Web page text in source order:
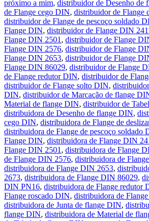
próximo a mim, distribuidor de Desenho de
de Flange cego DIN, distribuidor de Flange
distribuidor de Flange de pescoço soldado
Flange DIN, distribuidor de Flange DIN
Flange DIN 2501 , distribuidor de Flange
Flange DIN 2576, distribuidor de Flange
Flange DIN 2653, distribuidor de Flange
Flange DIN 86029, distribuidor de Flange
de Flange redutor DIN, distribuidor de
distribuidor de Flange solto DIN,
DIN, distribuidor de Marcação de flange
Material de flange DIN, distribuidor de
distribuidora de Desenho de flange DIN,
cego DIN, distribuidora de Flange de
distribuidora de Flange de pescoço soldado
Flange DIN, distribuidora de Flange DIN
Flange DIN 2501 , distribuidora de Flange
de Flange DIN 2576, distribuidora de
distribuidora de Flange DIN 2653,
2673, distribuidora de Flange DIN 86029,
DIN PN16, distribuidora de Flange redutor
Flange roscado DIN, distribuidora de
distribuidora de Junta de flange DIN,
flange DIN, distribuidora de Material de